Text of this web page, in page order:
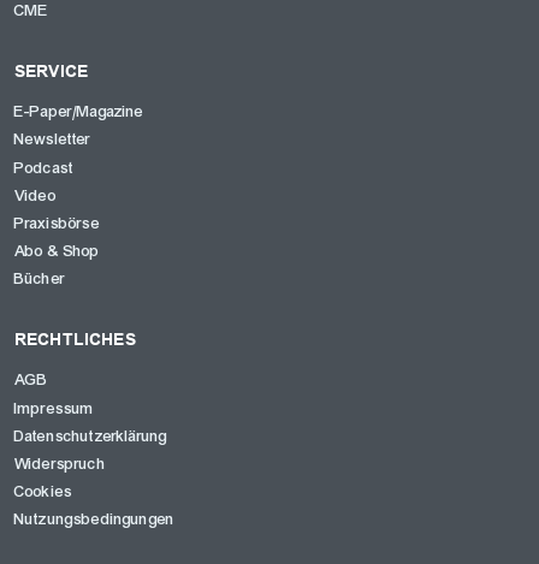
CME
SERVICE
E-Paper/Magazine
Newsletter
Podcast
Video
Praxisbörse
Abo & Shop
Bücher
RECHTLICHES
AGB
Impressum
Datenschutzerklärung
Widerspruch
Cookies
Nutzungsbedingungen